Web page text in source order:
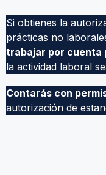
Si obtienes la
prácticas no
trabajar por cuenta
la actividad laboral
Contarás con
autorización de